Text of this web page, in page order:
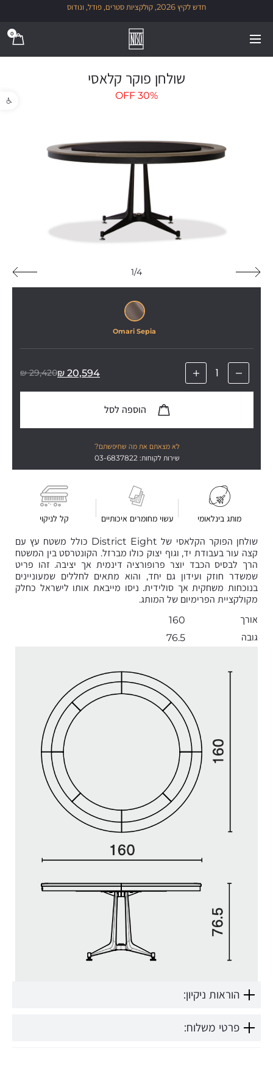
פתח
חדש לקיץ 2026, קולקציות סטרים, פודל, ונודוס
0
שולחן פוקר קלאסי
30%
OFF
1/4
מותג בינלאומי עשוי מחומרים איכותיים קל לניקוי
Omari Sepia
29,420
₪ 20,594
₪
לא מצאתם את מה שחיפשתם?
שירות לקוחות: 03-6837822
שולחן הפוקר הקלאסי של District Eight כולל משטח עץ עם
קצה עור בעבודת יד, וגוף יצוק כולו מברזל. הקונטרסט בין המשטח
הרך לבסיס הכבד יוצר פרופורציה דינמית אך יציבה. זהו פריט
שמשדר חוזק ועידון גם יחד, והוא מתאים לחללים שמעוניינים
בנוכחות משחקית אך סולידית. ניסו מייבאת אותו לישראל כחלק
מקולקציית הפרימיום של המותג.
אורך
160
גובה
76.5
הוראות ניקיון:
פרטי משלוח: